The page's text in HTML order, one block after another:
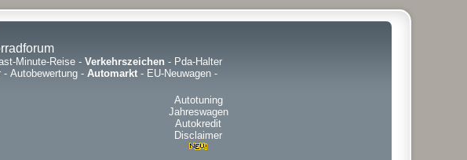
Minute-Reise- Verkehrszeichen- Pda-Halter
- Autobewertung - Automarkt - EU-Neuwagen -
Autotuning
Jahreswagen
Autokredit
Disclaimer